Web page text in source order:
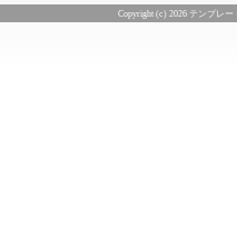
Copyright (c) 2026 テンプレ